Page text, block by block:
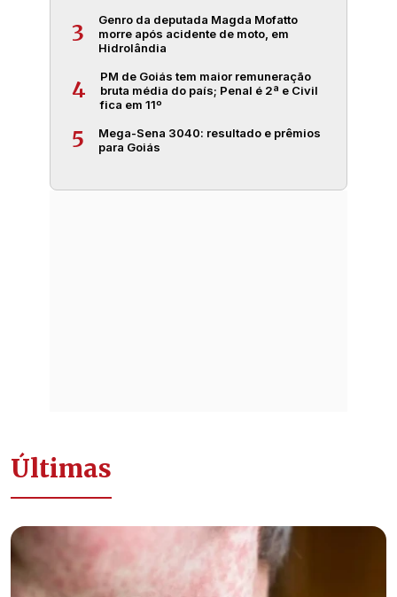
3
Genro da deputada Magda Mofatto
morre após acidente de moto, em
Hidrolândia
4
PM de Goiás tem maior remuneração
bruta média do país; Penal é 2ª e Civil
fica em 11º
5
Mega-Sena 3040: resultado e prêmios
para Goiás
Últimas